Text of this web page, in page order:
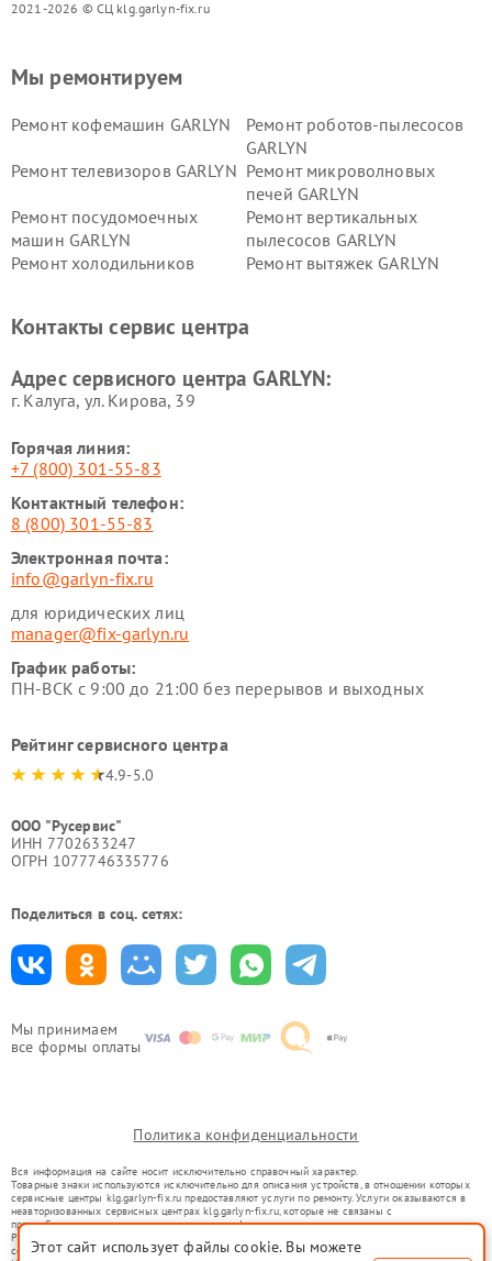
2021-2026 © СЦ klg.garlyn-fix.ru
Мы принимаем
все формы оплаты
Мы ремонтируем
Ремонт кофемашин GARLYN
Ремонт роботов-пылесосов
GARLYN
Ремонт телевизоров GARLYN Ремонт микроволновых
печей GARLYN
Ремонт посудомоечных
машин GARLYN
Ремонт вертикальных
пылесосов GARLYN
Ремонт холодильников
Ремонт вытяжек GARLYN
стеклоочистителей GARLYN
GARLYN
GARLYN
Контакты сервис центра
Адрес сервисного центра GARLYN:
г. Калуга, ул. Кирова, 39
Горячая линия:
+7 (800) 301-55-83
Контактный телефон:
8 (800) 301-55-83
Электронная почта:
info@garlyn-fix.ru
для юридических лиц
manager@fix-garlyn.ru
График работы:
ПН-ВСК с 9:00 до 21:00 без перерывов и выходных
Рейтинг сервисного центра
4.9-5.0
ООО "Русервис"
ИНН 7702633247
ОГРН 1077746335776
Поделиться в соц. сетях:
Политика конфиденциальности
Вся информация на сайте носит исключительно справочный характер.
Товарные знаки используются исключительно для описания устройств, в отношении которых
сервисные центры klg.garlyn-fix.ru предоставляют услуги по ремонту. Услуги оказываются в
неавторизованных сервисных центрах klg.garlyn-fix.ru, которые не связаны с
правообладателями товарных знаков или их официальными представителями.
Ремонт осуществляется для устройств, уже введенных в гражданский оборот в соответствии
со статьей 1487 ГК РФ.
Этот сайт использует файлы cookie. Вы можете